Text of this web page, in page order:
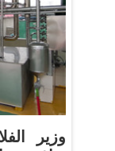
وزير